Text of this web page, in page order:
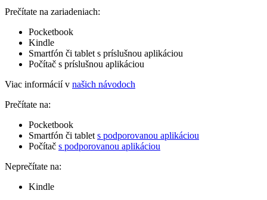
Prečítate na zariadeniach:
Pocketbook
Kindle
Smartfón či tablet s príslušnou aplikáciou
Počítač s príslušnou aplikáciou
Viac informácií v našich návodoch
Prečítate na:
Pocketbook
Smartfón či tablet s podporovanou aplikáciou
Počítač s podporovanou aplikáciou
Neprečítate na:
Kindle